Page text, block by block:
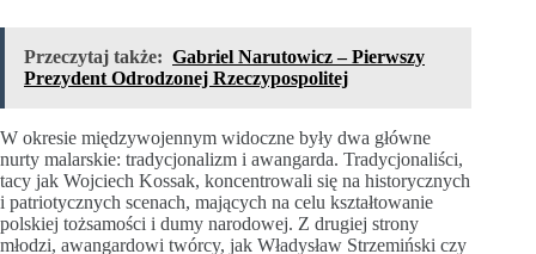
Przeczytaj także: Gabriel Narutowicz – Pierwszy
Prezydent Odrodzonej Rzeczypospolitej
W okresie międzywojennym widoczne były dwa główne
nurty malarskie: tradycjonalizm i awangarda. Tradycjonaliści,
tacy jak Wojciech Kossak, koncentrowali się na historycznych
i patriotycznych scenach, mających na celu kształtowanie
polskiej tożsamości i dumy narodowej. Z drugiej strony
młodzi, awangardowi twórcy, jak Władysław Strzemiński czy